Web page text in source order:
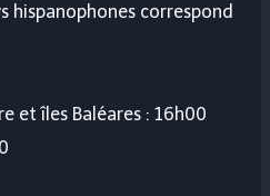
hispanophones correspond
et îles Baléares : 16h00